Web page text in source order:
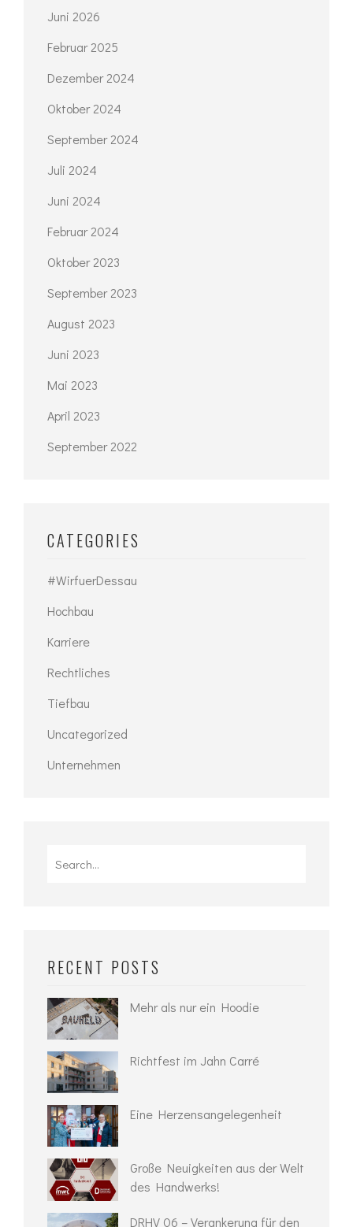
Juni 2026
Februar 2025
Dezember 2024
Oktober 2024
September 2024
Juli 2024
Juni 2024
Februar 2024
Oktober 2023
September 2023
August 2023
Juni 2023
Mai 2023
April 2023
September 2022
CATEGORIES
#WirfuerDessau
Hochbau
Karriere
Rechtliches
Tiefbau
Uncategorized
Unternehmen
RECENT POSTS
Mehr als nur ein Hoodie
Richtfest im Jahn Carré
Eine Herzensangelegenheit
Große Neuigkeiten aus der Welt
des Handwerks!
DRHV 06 – Verankerung für den